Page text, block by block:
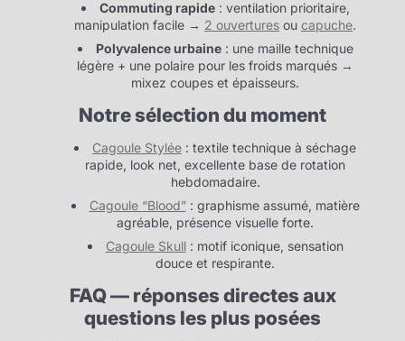
Commuting rapide: ventilation prioritaire,
manipulation facile → 2 ouvertures ou capuche.
Polyvalence urbaine: une maille technique
légère + une polaire pour les froids marqués →
mixez coupes et épaisseurs.
Notre sélection du moment
Cagoule Stylée : textile technique à séchage
rapide, look net, excellente base de rotation
hebdomadaire.
Cagoule “Blood”: graphisme assumé, matière
agréable, présence visuelle forte.
Cagoule Skull: motif iconique, sensation
douce et respirante.
FAQ — réponses directes aux
questions les plus posées